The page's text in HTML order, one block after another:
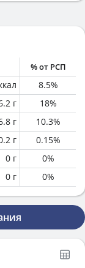
% от РСП
8.5%
г 18%
г 10.3%
г 0.15%
0 г 0%
0 г 0%